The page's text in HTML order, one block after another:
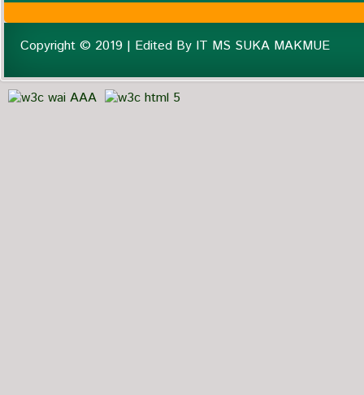
Copyright © 2019 | Edited By IT MS SUKA MAKMUE